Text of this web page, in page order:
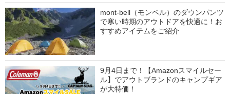
mont-bell（モンベル）のダウンパンツ
で寒い時期のアウトドアを快適に！お
すすめアイテムをご紹介
9月4日まで！【Amazonスマイルセー
ル】でアウトブランドのキャンプギア
が大特価！